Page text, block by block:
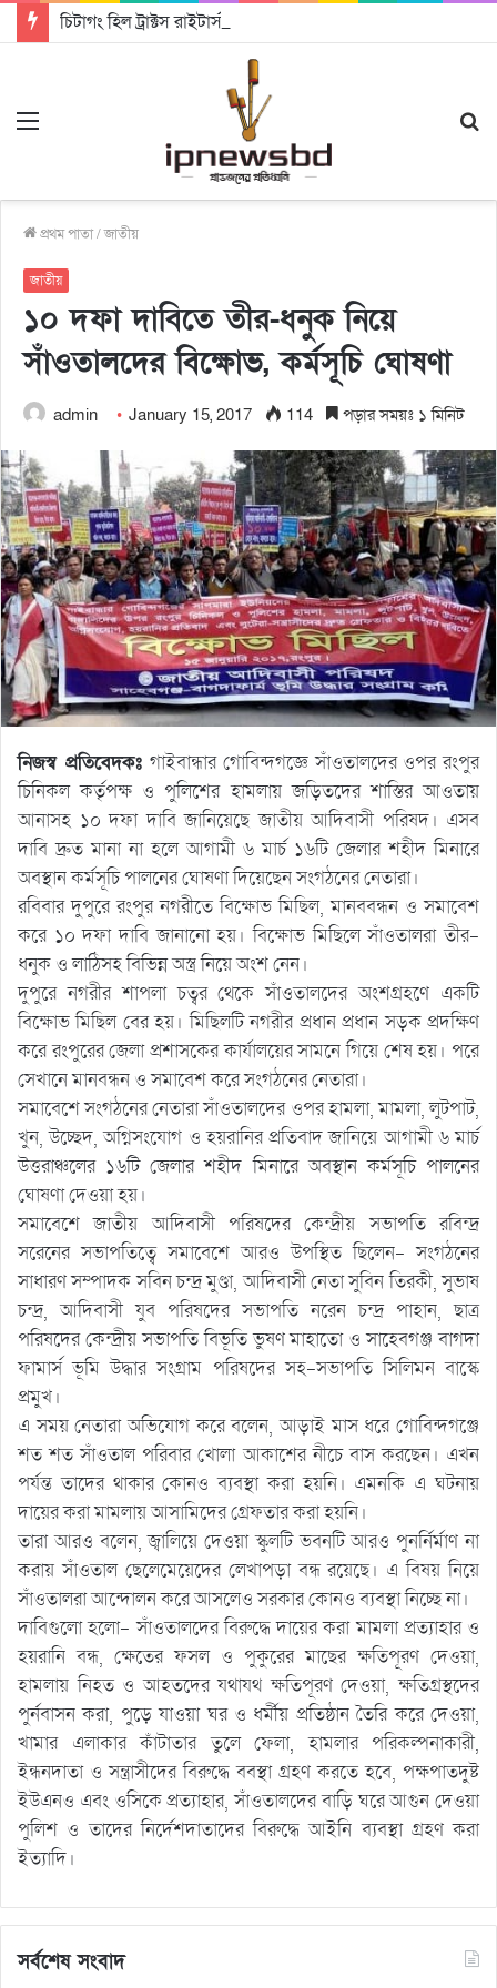
প্রথম পাতা/জাতীয়
জাতীয়
১০ দফা দাবিতে তীর-ধনুক নিয়ে
সাঁওতালদের বিক্ষোভ, কর্মসূচি ঘোষণা
admin January 15, 2017 114 পড়ার সময়ঃ ১ মিনিট
নিজস্ব প্রতিবেদকঃগাইবান্ধার গোবিন্দগজ্ঞে সাঁওতালদের ওপর রংপুর
চিনিকল কর্তৃপক্ষ ও পুলিশের হামলায় জড়িতদের শাস্তির আওতায়
আনাসহ ১০ দফা দাবি জানিয়েছে জাতীয় আদিবাসী পরিষদ। এসব
দাবি দ্রুত মানা না হলে আগামী ৬ মার্চ ১৬টি জেলার শহীদ মিনারে
অবস্থান কর্মসূচি পালনের ঘোষণা দিয়েছেন সংগঠনের নেতারা।
রবিবার দুপুরে রংপুর নগরীতে বিক্ষোভ মিছিল, মানববন্ধন ও সমাবেশ
করে ১০ দফা দাবি জানানো হয়। বিক্ষোভ মিছিলে সাঁওতালরা তীর-
ধনুক ও লাঠিসহ বিভিন্ন অস্ত্র নিয়ে অংশ নেন।
দুপুরে নগরীর শাপলা চত্বর থেকে সাঁওতালদের অংশগ্রহণে একটি
বিক্ষোভ মিছিল বের হয়। মিছিলটি নগরীর প্রধান প্রধান সড়ক প্রদক্ষিণ
করে রংপুরের জেলা প্রশাসকের কার্যালয়ের সামনে গিয়ে শেষ হয়। পরে
সেখানে মানবন্ধন ও সমাবেশ করে সংগঠনের নেতারা।
সমাবেশে সংগঠনের নেতারা সাঁওতালদের ওপর হামলা, মামলা, লুটপাট,
খুন, উচ্ছেদ, অগ্নিসংযোগ ও হয়রানির প্রতিবাদ জানিয়ে আগামী ৬ মার্চ
উত্তরাঞ্চলের ১৬টি জেলার শহীদ মিনারে অবস্থান কর্মসূচি পালনের
ঘোষণা দেওয়া হয়।
সমাবেশে জাতীয় আদিবাসী পরিষদের কেন্দ্রীয় সভাপতি রবিন্দ্র
সরেনের সভাপতিত্বে সমাবেশে আরও উপস্থিত ছিলেন- সংগঠনের
সাধারণ সম্পাদক সবিন চন্দ্র মুণ্ডা, আদিবাসী নেতা সুবিন তিরকী, সুভাষ
চন্দ্র, আদিবাসী যুব পরিষদের সভাপতি নরেন চন্দ্র পাহান, ছাত্র
পরিষদের কেন্দ্রীয় সভাপতি বিভূতি ভুষণ মাহাতো ও সাহেবগঞ্জ বাগদা
ফামার্স ভূমি উদ্ধার সংগ্রাম পরিষদের সহ-সভাপতি সিলিমন বাস্কে
প্রমুখ।
এ সময় নেতারা অভিযোগ করে বলেন, আড়াই মাস ধরে গোবিন্দগঞ্জে
শত শত সাঁওতাল পরিবার খোলা আকাশের নীচে বাস করছেন। এখন
পর্যন্ত তাদের থাকার কোনও ব্যবস্থা করা হয়নি। এমনকি এ ঘটনায়
দায়ের করা মামলায় আসামিদের গ্রেফতার করা হয়নি।
তারা আরও বলেন, জ্বালিয়ে দেওয়া স্কুলটি ভবনটি আরও পুনর্নির্মাণ না
করায় সাঁওতাল ছেলেমেয়েদের লেখাপড়া বন্ধ রয়েছে। এ বিষয় নিয়ে
সাঁওতালরা আন্দোলন করে আসলেও সরকার কোনও ব্যবস্থা নিচ্ছে না।
দাবিগুলো হলো- সাঁওতালদের বিরুদ্ধে দায়ের করা মামলা প্রত্যাহার ও
হয়রানি বন্ধ, ক্ষেতের ফসল ও পুকুরের মাছের ক্ষতিপূরণ দেওয়া,
হামলায় নিহত ও আহতদের যথাযথ ক্ষতিপূরণ দেওয়া, ক্ষতিগ্রস্থদের
পুর্নবাসন করা, পুড়ে যাওয়া ঘর ও ধর্মীয় প্রতিষ্ঠান তৈরি করে দেওয়া,
খামার এলাকার কাঁটাতার তুলে ফেলা, হামলার পরিকল্পনাকারী,
ইন্ধনদাতা ও সন্ত্রাসীদের বিরুদ্ধে ববস্থা গ্রহণ করতে হবে, পক্ষপাতদুষ্ট
ইউএনও এবং ওসিকে প্রত্যাহার, সাঁওতালদের বাড়ি ঘরে আগুন দেওয়া
পুলিশ ও তাদের নির্দেশদাতাদের বিরুদ্ধে আইনি ব্যবস্থা গ্রহণ করা
ইত্যাদি।
সর্বশেষ সংবাদ